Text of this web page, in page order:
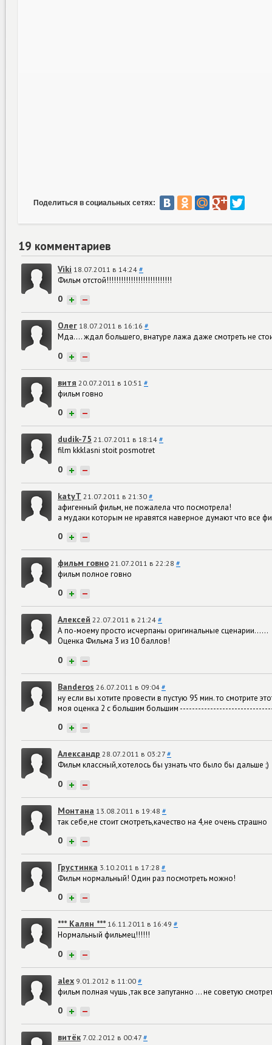
Поделиться в социальных сетях:
19 комментариев
Viki 18.07.2011 в 14:24 #
Фильм отстой!!!!!!!!!!!!!!!!!!!!!!!!!!!
0 + −
Олег 18.07.2011 в 16:16 #
Мда.... ждал большего, внатуре лажа даже смотреть не
0 + −
витя 20.07.2011 в 10:51 #
фильм говно
0 + −
dudik-75 21.07.2011 в 18:14 #
film kkklasni stoit posmotret
0 + −
katyT 21.07.2011 в 21:30 #
афигенный фильм, не пожалела что посмотрела!
а мудаки которым не нравятся наверное думают что все
0 + −
фильм говно 21.07.2011 в 22:28 #
фильм полное говно
0 + −
Алексей 22.07.2011 в 21:24 #
А по-моему просто исчерпаны оригинальные сценарии......
Оценка Фильма 3 из 10 баллов!
0 + −
Banderos 26.07.2011 в 09:04 #
ну если вы хотите провести в пустую 95 мин. то смотрите
моя оценка 2 с большим большим
0 + −
Александр 28.07.2011 в 03:27 #
Фильм классный,хотелось бы узнать что было бы дальше ;)
0 + −
Монтана 13.08.2011 в 19:48 #
так себе,не стоит смотреть,качество на 4,не очень страшно
0 + −
Грустинка 3.10.2011 в 17:28 #
Фильм нормальный! Один раз посмотреть можно!
0 + −
*** Калян *** 16.11.2011 в 16:49 #
Нормальный фильмец!!!!!!
0 + −
alex 9.01.2012 в 11:00 #
фильм полная чушь ,так все запутанно ... не советую
0 + −
витёк 7.02.2012 в 00:47 #